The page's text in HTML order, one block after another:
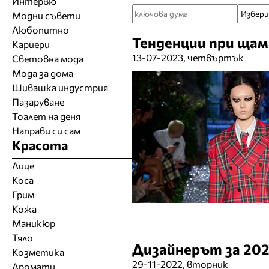
Тенденции при
13-07-2023, четвъртък
Дизайнерът за
29-11-2022, вторник
Модни съвети
Любопитно
Кариери
Световна мода
Мода за дома
Шивашка индустрия
Пазаруване
Тоалет на деня
Направи си сам
Красота
Лице
Коса
Грим
Кожа
Маникюр
Тяло
Козметика
Аромати